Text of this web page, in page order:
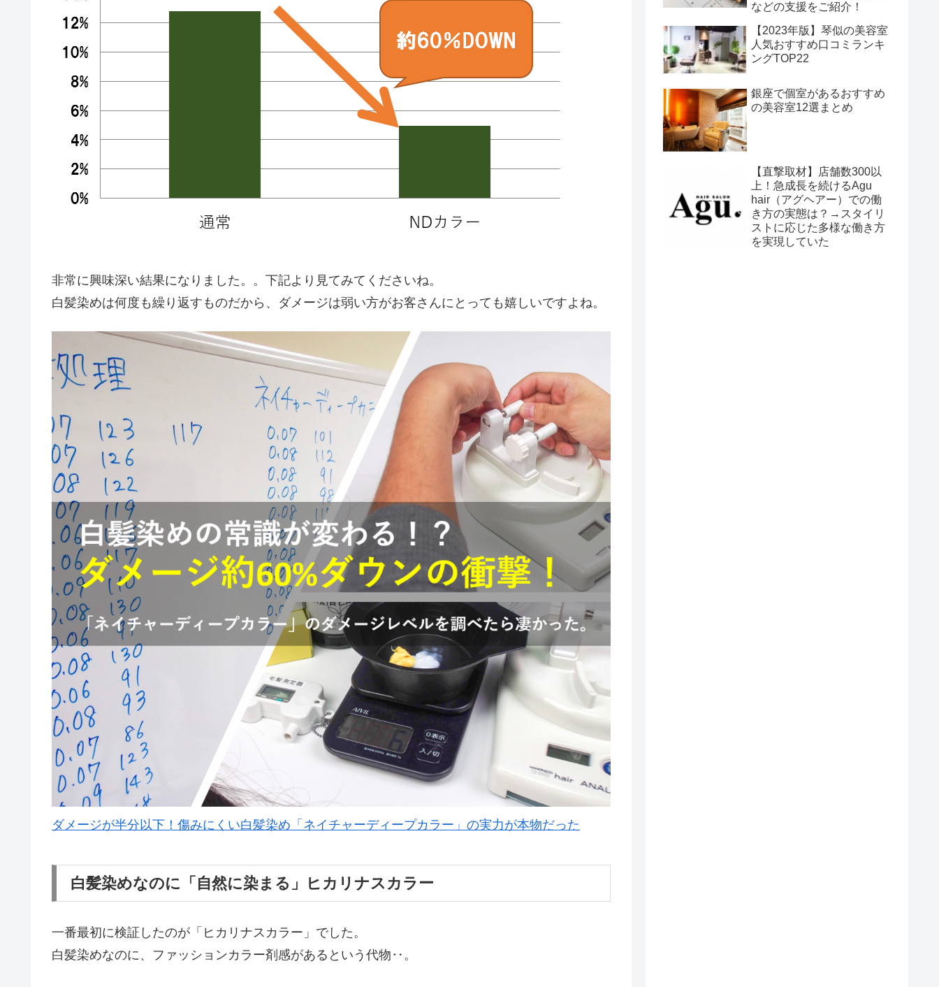
非常に興味深い結果になりました。。下記より見てみてくださいね。
白髪染めは何度も繰り返すものだから、ダメージは弱い方がお客さんにとっても嬉しいですよね。
ダメージが半分以下！傷みにくい白髪染め「ネイチャーディープカラー」の実力が本物だった
白髪染めなのに「自然に染まる」ヒカリナスカラー
一番最初に検証したのが「ヒカリナスカラー」でした。
白髪染めなのに、ファッションカラー剤感があるという代物‥。
などの支援をご紹介！
【2023年版】琴似の美容室
人気おすすめ口コミランキ
ングTOP22
銀座で個室があるおすすめ
の美容室12選まとめ
【直撃取材】店舗数300以
上！急成長を続けるAgu
hair（アグヘアー）での働
き方の実態は？→スタイリ
ストに応じた多様な働き方
を実現していた